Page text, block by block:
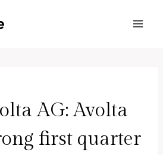
AG: Avolta
first quarter